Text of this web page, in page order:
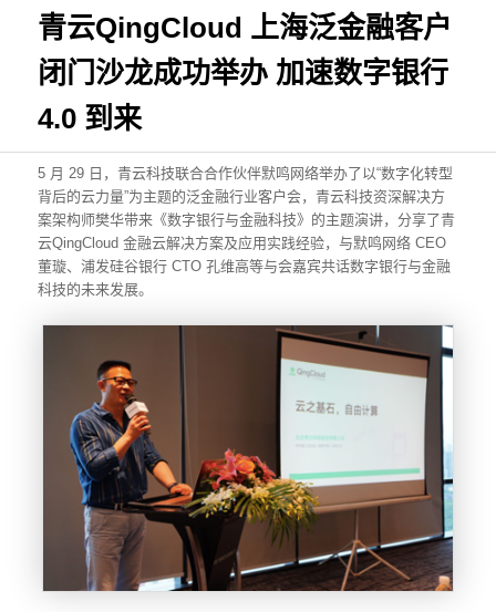
青云QingCloud 上海泛金融客户
闭门沙龙成功举办 加速数字银行
4.0 到来
5 月 29 日，青云科技联合合作伙伴默鸣网络举办了以“数字化转型
背后的云力量”为主题的泛金融行业客户会，青云科技资深解决方
案架构师樊华带来《数字银行与金融科技》的主题演讲，分享了青
云QingCloud 金融云解决方案及应用实践经验，与默鸣网络 CEO
董璇、浦发硅谷银行 CTO 孔维高等与会嘉宾共话数字银行与金融
科技的未来发展。